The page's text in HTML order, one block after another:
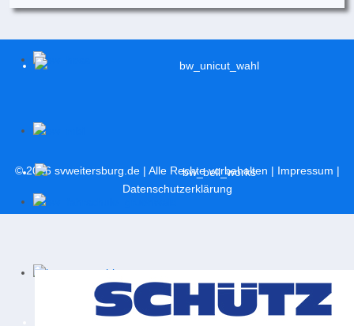
© 2026 svweitersburg.de| Alle Rechte vorbehalten | Impressum |
Datenschutzerklärung